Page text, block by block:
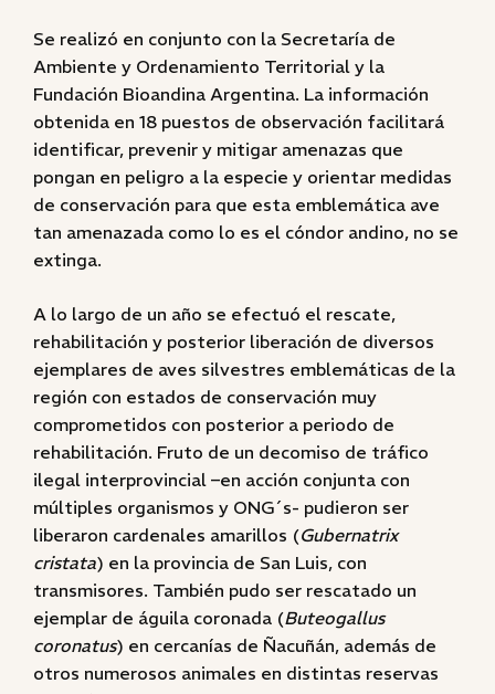
Se realizó en conjunto con la Secretaría de
Ambiente y Ordenamiento Territorial y la
Fundación Bioandina Argentina. La información
obtenida en 18 puestos de observación facilitará
identificar, prevenir y mitigar amenazas que
pongan en peligro a la especie y orientar medidas
de conservación para que esta emblemática ave
tan amenazada como lo es el cóndor andino, no se
extinga.
A lo largo de un año se efectuó el rescate,
rehabilitación y posterior liberación de diversos
ejemplares de aves silvestres emblemáticas de la
región con estados de conservación muy
comprometidos con posterior a periodo de
rehabilitación. Fruto de un decomiso de tráfico
ilegal interprovincial –en acción conjunta con
múltiples organismos y ONG´s- pudieron ser
liberaron cardenales amarillos (Gubernatrix
cristata) en la provincia de San Luis, con
transmisores. También pudo ser rescatado un
ejemplar de águila coronada (Buteogallus
coronatus) en cercanías de Ñacuñán, además de
otros numerosos animales en distintas reservas